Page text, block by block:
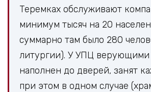
Теремках обслуживают
минимум тысяч на 20
суммарно там было 280
литургии). У УПЦ верующими
наполнен до дверей, занят
при этом в одном случае